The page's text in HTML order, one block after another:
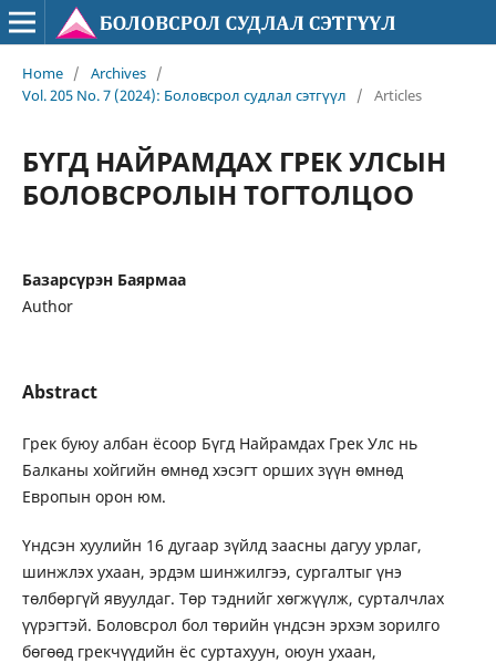
Home / Archives /
Vol. 205 No. 7 (2024): Боловсрол судлал сэтгүүл
/ Articles
БҮГД НАЙРАМДАХ ГРЕК УЛСЫН
БОЛОВСРОЛЫН ТОГТОЛЦОО
Базарсүрэн Баярмаа
Author
Abstract
Грек буюу албан ёсоор Бүгд Найрамдах Грек Улс нь
Балканы хойгийн өмнөд хэсэгт орших зүүн өмнөд
Европын орон юм.
Үндсэн хуулийн 16 дугаар зүйлд заасны дагуу урлаг,
шинжлэх ухаан, эрдэм шинжилгээ, сургалтыг үнэ
төлбөргүй явуулдаг. Төр тэднийг хөгжүүлж, сурталчлах
үүрэгтэй. Боловсрол бол төрийн үндсэн эрхэм зорилго
бөгөөд грекчүүдийн ёс суртахуун, оюун ухаан,